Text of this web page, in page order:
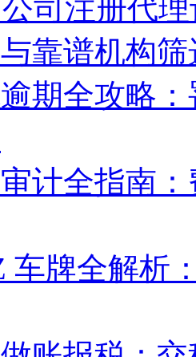
司注册代
靠谱机构筛
期全攻略
计全指南
车牌全解析